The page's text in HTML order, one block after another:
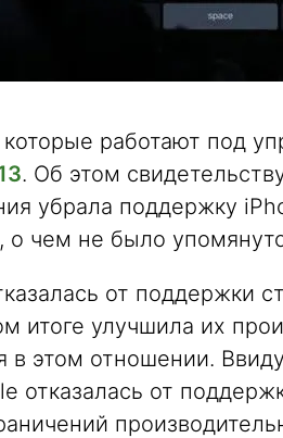
работают под
. Об этом
убрала поддержку
о чем не было
от поддержки
итоге улучшила их
в этом отношении.
отказалась от